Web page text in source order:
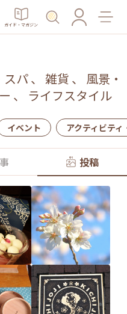
ガイド・マガジン
スパ、 雑貨 、 風景・
、 ライフスタイル
イベント アクティビティ
投稿